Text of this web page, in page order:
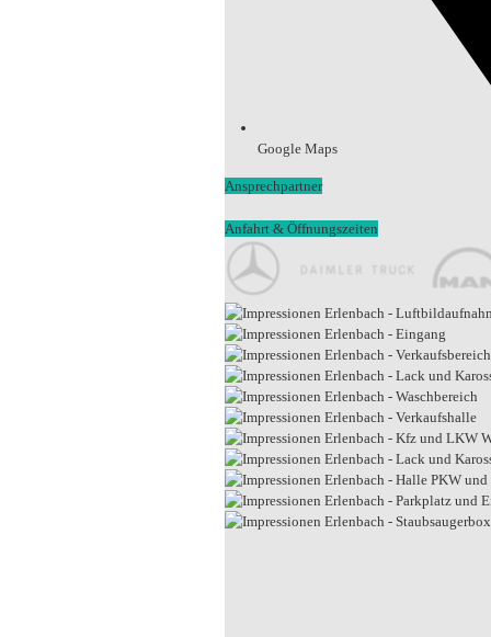
Google Maps
Ansprechpartner
Anfahrt & Öffnungszeiten